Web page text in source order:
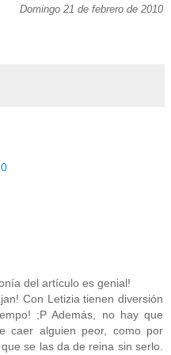
Domingo 21 de febrero de 2010
del artículo es genial!
Con Letizia tienen diversión
;P Además, no hay que
caer alguien peor, como por
se las da de reina sin serlo.